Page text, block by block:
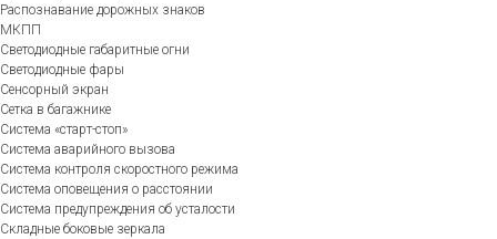
Распознавание дорожных знаков
МКПП
Светодиодные габаритные огни
Светодиодные фары
Сенсорный экран
Сетка в багажнике
Система «старт-стоп»
Система аварийного вызова
Система контроля скоростного режима
Система оповещения о расстоянии
Система предупреждения об усталости
Складные боковые зеркала